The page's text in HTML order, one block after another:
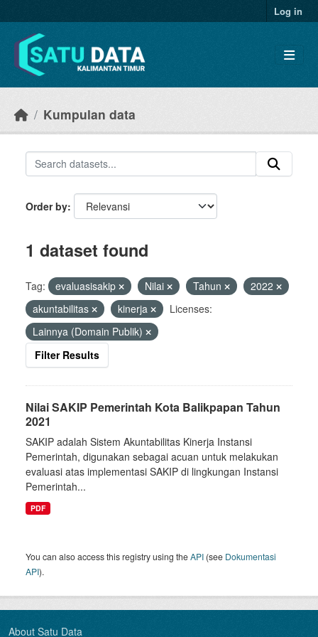
Log in
Kumpulan data
Order by
1 dataset found
Tag: evaluasisakip Nilai Tahun
2022
akuntabilitas
kinerja
Licenses:
Lainnya (Domain Publik)
Filter Results
Nilai SAKIP Pemerintah Kota Balikpapan Tahun
2021
SAKIP adalah Sistem Akuntabilitas Kinerja Instansi
Pemerintah, digunakan sebagai acuan untuk melakukan
evaluasi atas implementasi SAKIP di lingkungan Instansi
Pemerintah...
PDF
You can also access this registry using theAPI (see Dokumentasi
API).
About Satu Data